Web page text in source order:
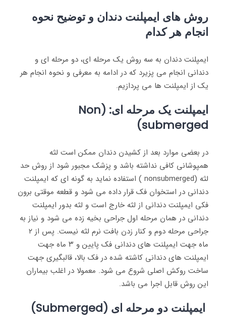
روش های ایمپلنت دندان و توضیح نحوه
انجام هر کدام
ایمپلنت دندان به سه روش یک مرحله ای، دو مرحله ای و
دندانی انجام می پزیرد که در ادامه به معرفی و نحوه انجام هر
یک از ایمپلنت ها می پردازیم.
ایمپلنت یک مرحله ای: (Non
submerged)
در بعضی موارد بعد از کشیدن دندان ممکن است لثه
همپوشانی کافی نداشته باشد و پزشک مجبور شود از روش حد
لثه (nonsubmerged ) استفاده نماید به گونه ای که ایمپلنت
دندانی در استخوان فک قرار داده می شود و قطعه موقتی برون
فکی ایمپلنت دندانی از لثه خارج است و لثه بدور ایمپلنت
دندانی در همان مرحله اول جراحی بخیه زده می شود و نیاز به
جراحی مرحله دوم و کنار زدن بافت نرم لثه نیست. پس از ۲
ماه جهت ایمپلنت های دندانی فک پایین و ۳ ماه جهت
ایمپلنت های دندانی کاشته شده در فک بالا،‌ قالبگیری جهت
ساخت روکش اصلی شروع می شود. معمولا در اغلب بیماران
این روش قابل اجرا می باشد.
ایمپلنت دو مرحله ای (Submerged)